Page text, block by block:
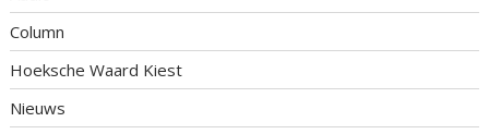
Column
Hoeksche Waard Kiest
Nieuws